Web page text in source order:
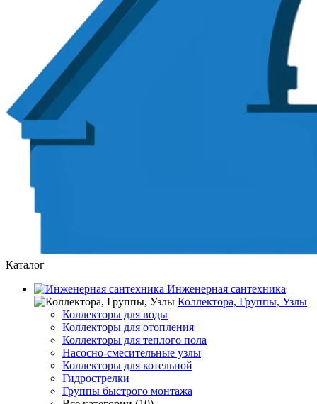
Каталог
Инженерная сантехника
Коллектора, Группы, Узлы
Коллекторы для воды
Коллекторы для отопления
Коллекторы для теплого пола
Насосно-смесительные узлы
Коллекторы для котельной
Гидрострелки
Группы быстрого монтажа